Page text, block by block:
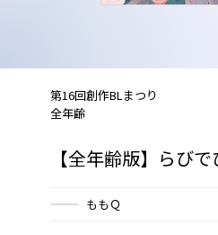
第16回創作BLまつり
全年齢
【全年齢版】らび
ももＱ